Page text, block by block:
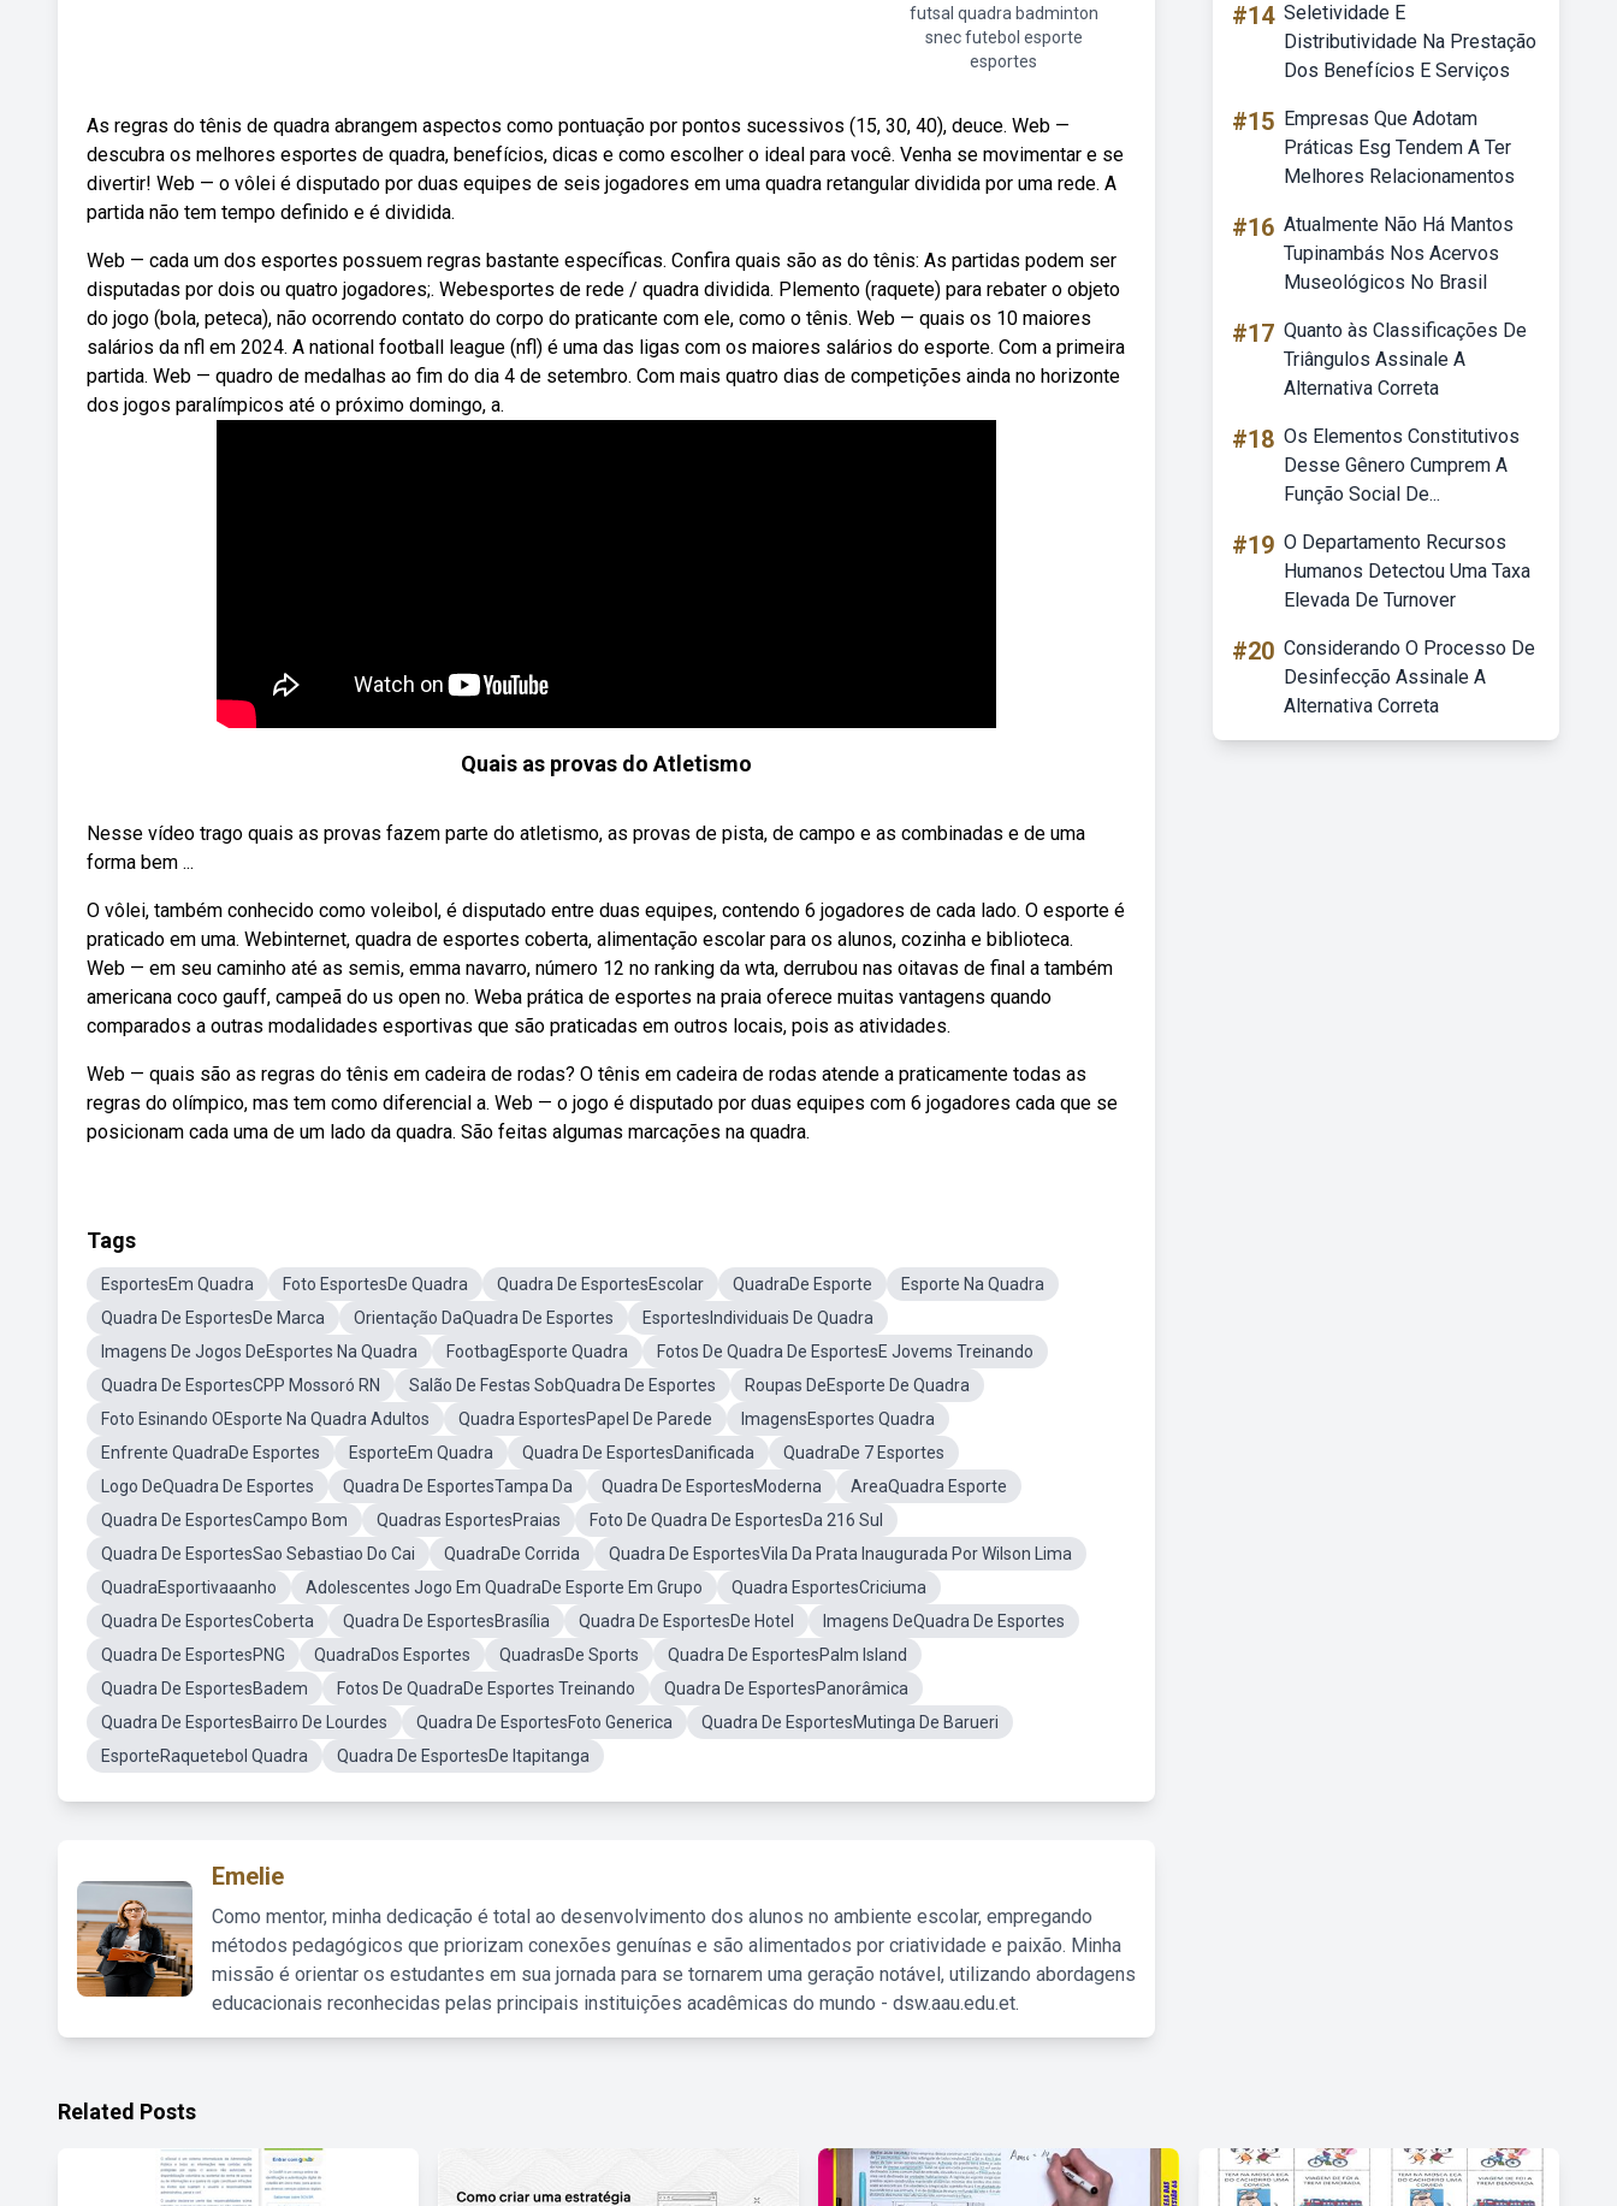
futsal quadra badminton
snec futebol esporte
esportes
As regras do tênis de quadra abrangem aspectos como pontuação por pontos sucessivos (15, 30, 40), deuce. Web —
descubra os melhores esportes de quadra, benefícios, dicas e como escolher o ideal para você. Venha se movimentar e se
divertir! Web — o vôlei é disputado por duas equipes de seis jogadores em uma quadra retangular dividida por uma rede. A
partida não tem tempo definido e é dividida.
Web — cada um dos esportes possuem regras bastante específicas. Confira quais são as do tênis: As partidas podem ser
disputadas por dois ou quatro jogadores;. Webesportes de rede / quadra dividida. Plemento (raquete) para rebater o objeto
do jogo (bola, peteca), não ocorrendo contato do corpo do praticante com ele, como o tênis. Web — quais os 10 maiores
salários da nfl em 2024. A national football league (nfl) é uma das ligas com os maiores salários do esporte. Com a primeira
partida. Web — quadro de medalhas ao fim do dia 4 de setembro. Com mais quatro dias de competições ainda no horizonte
dos jogos paralímpicos até o próximo domingo, a.
Quais as provas do Atletismo
Nesse vídeo trago quais as provas fazem parte do atletismo, as provas de pista, de campo e as combinadas e de uma
forma bem ...
O vôlei, também conhecido como voleibol, é disputado entre duas equipes, contendo 6 jogadores de cada lado. O esporte é
praticado em uma. Webinternet, quadra de esportes coberta, alimentação escolar para os alunos, cozinha e biblioteca.
Web — em seu caminho até as semis, emma navarro, número 12 no ranking da wta, derrubou nas oitavas de final a também
americana coco gauff, campeã do us open no. Weba prática de esportes na praia oferece muitas vantagens quando
comparados a outras modalidades esportivas que são praticadas em outros locais, pois as atividades.
Web — quais são as regras do tênis em cadeira de rodas? O tênis em cadeira de rodas atende a praticamente todas as
regras do olímpico, mas tem como diferencial a. Web — o jogo é disputado por duas equipes com 6 jogadores cada que se
posicionam cada uma de um lado da quadra. São feitas algumas marcações na quadra.
Tags
EsportesEm Quadra Foto EsportesDe Quadra Quadra De EsportesEscolar QuadraDe Esporte
Esporte Na Quadra
Quadra De EsportesDe Marca
Orientação DaQuadra De Esportes
EsportesIndividuais De Quadra
Imagens De Jogos DeEsportes Na Quadra
FootbagEsporte Quadra
Fotos De Quadra De EsportesE Jovems Treinando
Quadra De EsportesCPP Mossoró RN
Salão De Festas SobQuadra De Esportes
Roupas DeEsporte De Quadra
Foto Esinando OEsporte Na Quadra Adultos
Quadra EsportesPapel De Parede
ImagensEsportes Quadra
Enfrente QuadraDe Esportes
EsporteEm Quadra Quadra De EsportesDanificada
QuadraDe 7 Esportes
Logo DeQuadra De Esportes
Quadra De EsportesTampa Da Quadra De EsportesModerna
AreaQuadra Esporte
Quadra De EsportesCampo Bom
Quadras EsportesPraias
Foto De Quadra De EsportesDa 216 Sul
Quadra De EsportesSao Sebastiao Do Cai
QuadraDe Corrida
Quadra De EsportesVila Da Prata Inaugurada Por Wilson Lima
QuadraEsportivaaanho
Adolescentes Jogo Em QuadraDe Esporte Em Grupo
Quadra EsportesCriciuma
Quadra De EsportesCoberta
Quadra De EsportesBrasília Quadra De EsportesDe Hotel
Imagens DeQuadra De Esportes
Quadra De EsportesPNG
QuadraDos Esportes QuadrasDe Sports
Quadra De EsportesPalm Island
Quadra De EsportesBadem
Fotos De QuadraDe Esportes Treinando
Quadra De EsportesPanorâmica
Quadra De EsportesBairro De Lourdes
Quadra De EsportesFoto Generica
Quadra De EsportesMutinga De Barueri
EsporteRaquetebol Quadra
Quadra De EsportesDe Itapitanga
Emelie
Como mentor, minha dedicação é total ao desenvolvimento dos alunos no ambiente escolar, empregando
métodos pedagógicos que priorizam conexões genuínas e são alimentados por criatividade e paixão. Minha
missão é orientar os estudantes em sua jornada para se tornarem uma geração notável, utilizando abordagens
educacionais reconhecidas pelas principais instituições acadêmicas do mundo - dsw.aau.edu.et.
#14 Seletividade E
Distributividade Na Prestação
Dos Benefícios E Serviços
#15 Empresas Que Adotam
Práticas Esg Tendem A Ter
Melhores Relacionamentos
#16 Atualmente Não Há Mantos
Tupinambás Nos Acervos
Museológicos No Brasil
#17 Quanto às Classificações De
Triângulos Assinale A
Alternativa Correta
#18 Os Elementos Constitutivos
Desse Gênero Cumprem A
Função Social De...
#19 O Departamento Recursos
Humanos Detectou Uma Taxa
Elevada De Turnover
#20 Considerando O Processo De
Desinfecção Assinale A
Alternativa Correta
Related Posts